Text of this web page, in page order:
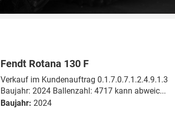
Fendt Rotana 130 F
Verkauf im Kundenauftrag 0.1.7.0.7.1.2.4.9.1.3
Baujahr: 2024 Ballenzahl: 4717 kann abweic...
Baujahr: 2024